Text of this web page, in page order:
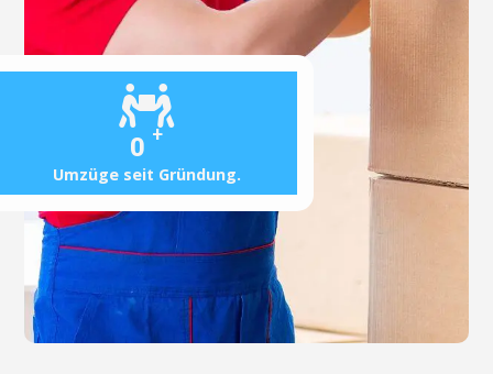
0 +
Umzüge seit Gründung.